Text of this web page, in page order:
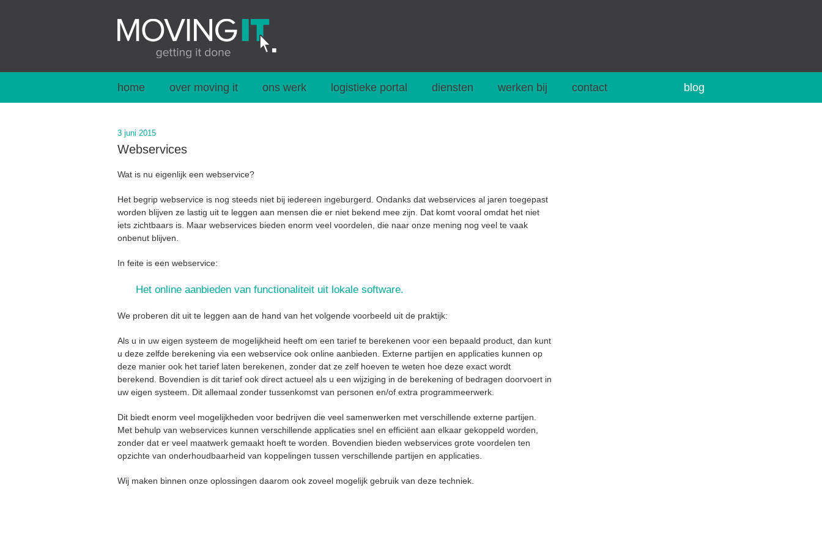
home over moving it ons werk logistieke portal diensten werken bij contact blog
3 juni 2015
Webservices
Wat is nu eigenlijk een webservice?
Het begrip webservice is nog steeds niet bij iedereen ingeburgerd. Ondanks dat webservices al jaren toegepast
worden blijven ze lastig uit te leggen aan mensen die er niet bekend mee zijn. Dat komt vooral omdat het niet
iets zichtbaars is. Maar webservices bieden enorm veel voordelen, die naar onze mening nog veel te vaak
onbenut blijven.
In feite is een webservice:
Het online aanbieden van functionaliteit uit lokale software.
We proberen dit uit te leggen aan de hand van het volgende voorbeeld uit de praktijk:
Als u in uw eigen systeem de mogelijkheid heeft om een tarief te berekenen voor een bepaald product, dan kunt
u deze zelfde berekening via een webservice ook online aanbieden. Externe partijen en applicaties kunnen op
deze manier ook het tarief laten berekenen, zonder dat ze zelf hoeven te weten hoe deze exact wordt
berekend. Bovendien is dit tarief ook direct actueel als u een wijziging in de berekening of bedragen doorvoert in
uw eigen systeem. Dit allemaal zonder tussenkomst van personen en/of extra programmeerwerk.
Dit biedt enorm veel mogelijkheden voor bedrijven die veel samenwerken met verschillende externe partijen.
Met behulp van webservices kunnen verschillende applicaties snel en efficiënt aan elkaar gekoppeld worden,
zonder dat er veel maatwerk gemaakt hoeft te worden. Bovendien bieden webservices grote voordelen ten
opzichte van onderhoudbaarheid van koppelingen tussen verschillende partijen en applicaties.
Wij maken binnen onze oplossingen daarom ook zoveel mogelijk gebruik van deze techniek.